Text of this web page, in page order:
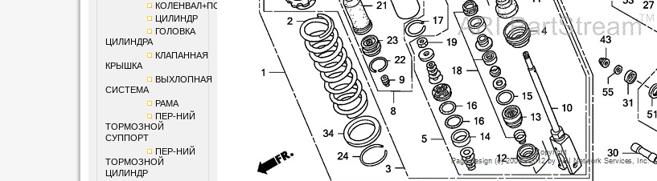
КОЛЕНВАЛ+ПОРШЕНЬ
ЦИЛИНДР
ГОЛОВКА
ЦИЛИНДРА
КЛАПАННАЯ
КРЫШКА
ВЫХЛОПНАЯ
СИСТЕМА
РАМА
ПЕР-НИЙ
ТОРМОЗНОЙ
СУППОРТ
ПЕР-НИЙ
ТОРМОЗНОЙ
ЦИЛИНДР